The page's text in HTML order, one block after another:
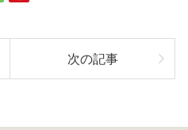
次の記事